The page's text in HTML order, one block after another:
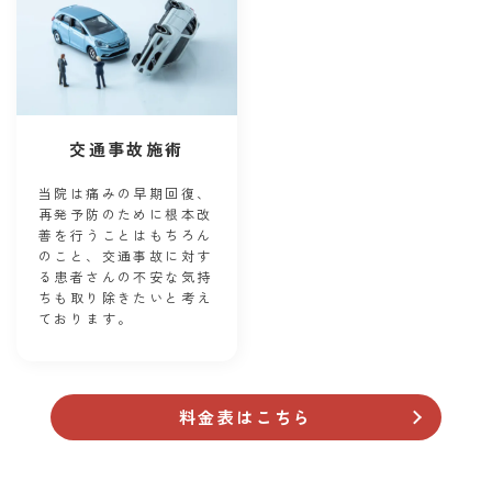
交通事故施術
当院は痛みの早期回復、
再発予防のために根本改
善を行うことはもちろん
のこと、交通事故に対す
る患者さんの不安な気持
ちも取り除きたいと考え
ております。
料金表はこちら